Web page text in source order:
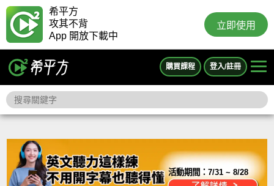
希平方
攻其不背
App 開放下載中
立即使用
購買課程 登入/註冊
活動期間：7/31 ~ 8/28